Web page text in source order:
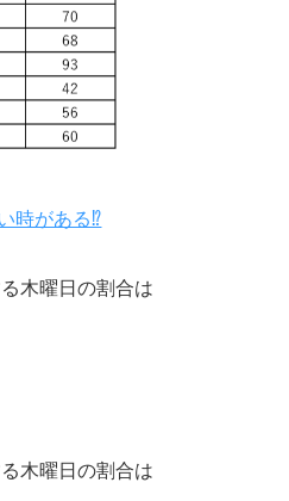
時がある⁉︎
木曜日の割合は
木曜日の割合は